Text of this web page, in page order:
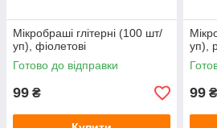
Мікробраші глітерні (100 шт/
уп), фіолетові
Готово до відправки
99 ₴
уп),
99 ₴